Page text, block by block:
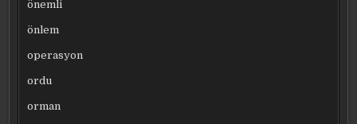
önemli
önlem
operasyon
ordu
orman